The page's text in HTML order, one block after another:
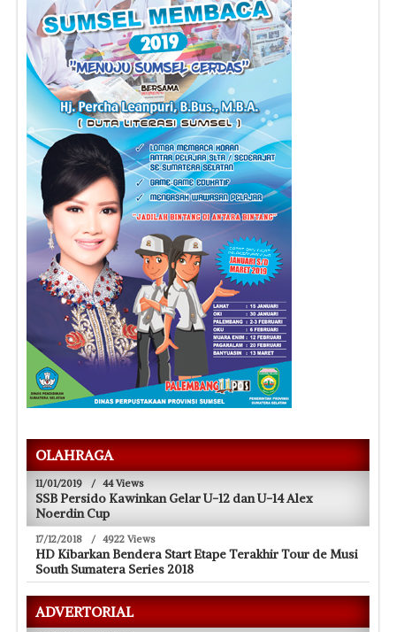
OLAHRAGA
11/01/2019 / 44 Views
SSB Persido Kawinkan Gelar U-12 dan U-14 Alex
Noerdin Cup
17/12/2018 / 4922 Views
HD Kibarkan Bendera Start Etape Terakhir Tour de Musi
South Sumatera Series 2018
ADVERTORIAL